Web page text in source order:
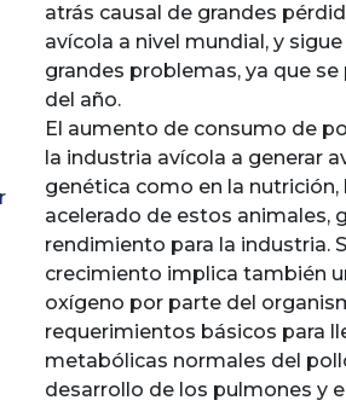
atrás causal de grandes
avícola a nivel mundial, y
grandes problemas, ya que
del año.
El aumento de consumo de
la industria avícola a generar
genética como en la
acelerado de estos animales,
rendimiento para la industria.
crecimiento implica también
oxígeno por parte del
requerimientos básicos para
metabólicas normales del
desarrollo de los pulmones y